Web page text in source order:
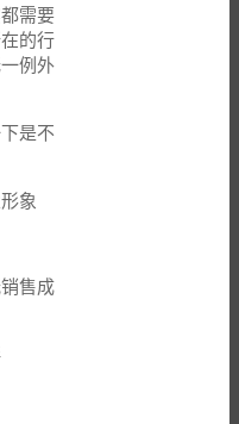
需要
的行
例外
是不
象
售成